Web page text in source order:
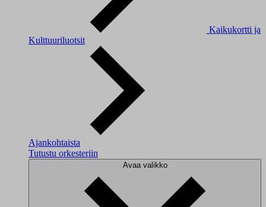
Kaikukortti ja
Kulttuuriluotsit
Ajankohtaista
Tutustu orkesteriin
Avaa valikko